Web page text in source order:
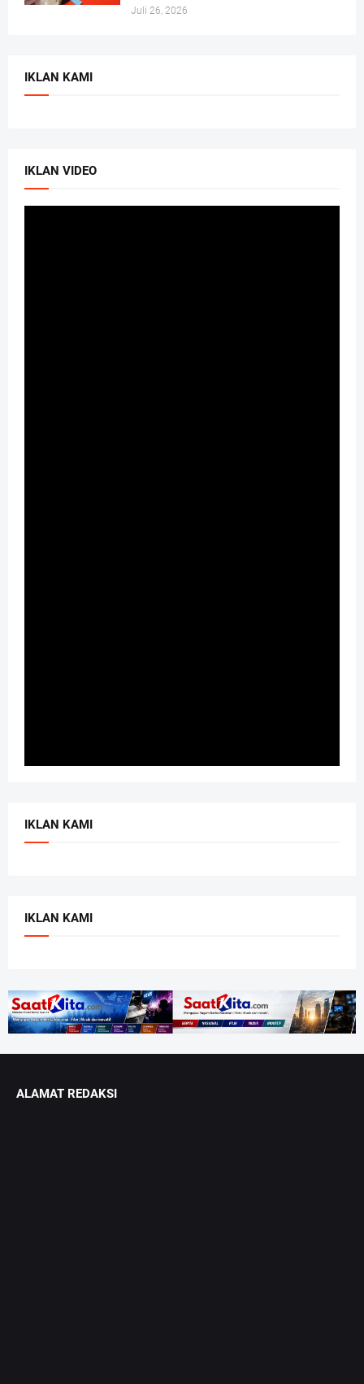
Juli 26, 2026
IKLAN KAMI
IKLAN VIDEO
IKLAN KAMI
IKLAN KAMI
ALAMAT REDAKSI